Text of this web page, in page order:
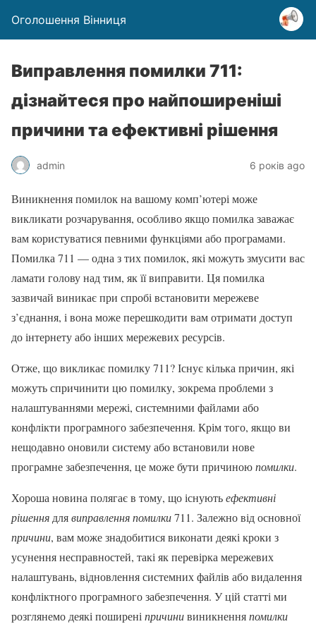
Оголошення Вінниця
Виправлення помилки 711:
дізнайтеся про найпоширеніші
причини та ефективні рішення
admin 6 років ago
Виникнення помилок на вашому комп’ютері може
викликати розчарування, особливо якщо помилка заважає
вам користуватися певними функціями або програмами.
Помилка 711 — одна з тих помилок, які можуть змусити вас
ламати голову над тим, як її виправити. Ця помилка
зазвичай виникає при спробі встановити мережеве
з’єднання, і вона може перешкодити вам отримати доступ
до інтернету або інших мережевих ресурсів.
Отже, що викликає помилку 711? Існує кілька причин, які
можуть спричинити цю помилку, зокрема проблеми з
налаштуваннями мережі, системними файлами або
конфлікти програмного забезпечення. Крім того, якщо ви
нещодавно оновили систему або встановили нове
програмне забезпечення, це може бути причиноюпомилки.
Хороша новина полягає в тому, що існуютьефективні
рішення длявиправлення помилки711. Залежно від основної
причини, вам може знадобитися виконати деякі кроки з
усунення несправностей, такі як перевірка мережевих
налаштувань, відновлення системних файлів або видалення
конфліктного програмного забезпечення. У цій статті ми
розглянемо деякі поширені причинивиникненняпомилки